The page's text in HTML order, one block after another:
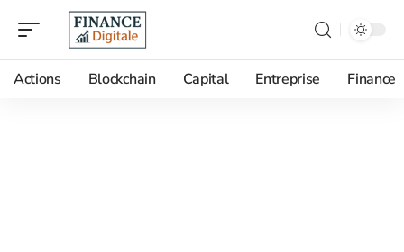
Actions Blockchain Capital Entreprise Finance